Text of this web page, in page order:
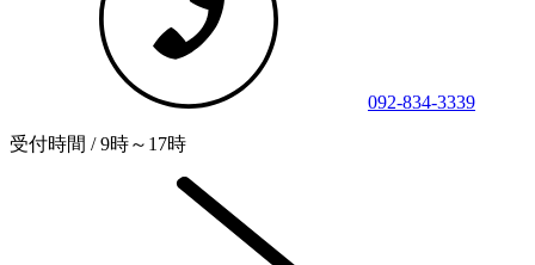
092-834-3339
受付時間 / 9時～17時